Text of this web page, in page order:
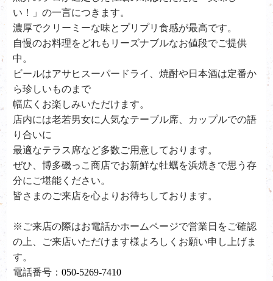
い！」の一言につきます。
濃厚でクリーミーな味とプリプリ食感が最高です。
自慢のお料理をどれもリーズナブルなお値段でご提供
中。
ビールはアサヒスーパードライ、焼酎や日本酒は定番か
ら珍しいものまで
幅広くお楽しみいただけます。
店内には老若男女に人気なテーブル席、カップルでの語
り合いに
最適なテラス席など多数ご用意しております。
ぜひ、博多磯っこ商店でお新鮮な牡蠣を浜焼きで思う存
分にご堪能ください。
皆さまのご来店を心よりお待ちしております。
※ご来店の際はお電話かホームページで営業日をご確認
の上、ご来店いただけます様よろしくお願い申し上げま
す。
電話番号：050-5269-7410